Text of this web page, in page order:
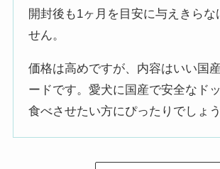
開封後も1ヶ月を目安に与えきらな
せん。
価格は高めですが、内容はいい国
ードです。愛犬に国産で安全なド
食べさせたい方にぴったりでしょう